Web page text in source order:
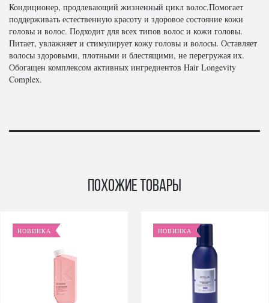
Кондиционер, продлевающий жизненный цикл волос.Помогает
поддерживать естественную красоту и здоровое состояние кожи
головы и волос. Подходит для всех типов волос и кожи головы.
Питает, увлажняет и стимулирует кожу головы и волосы. Оставляет
волосы здоровыми, плотными и блестящими, не перегружая их.
Обогащен комплексом активных ингредиентов Hair Longevity
Complex.
Похожие товары
НОВИНКА НОВИНКА